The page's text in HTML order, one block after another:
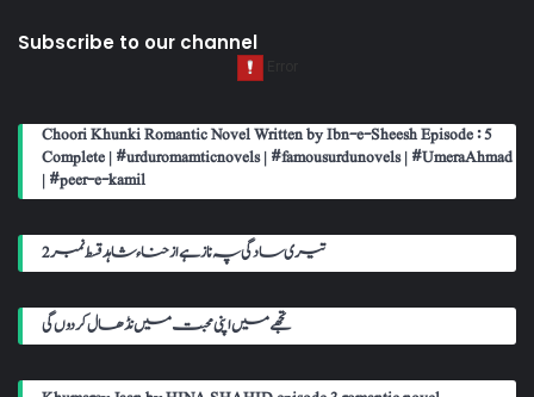
Subscribe to our channel
Choori Khunki Romantic Novel Written by Ibn-e-Sheesh Episode : 5
Complete | #urduromamticnovels | #famousurdunovels | #UmeraAhmad
| #peer-e-kamil
تیری سادگی پہ ناز ہے از حناء شاہد قسط نمبر 2
تجھے میں اپنی محبت میں نڈھال کر دوں گی